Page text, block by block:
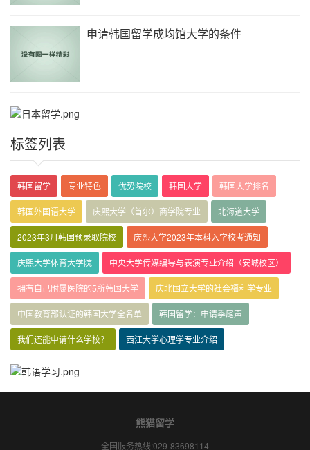
申请韩国留学成均馆大学的条件
标签列表
韩国留学 专业特色 优势院校 韩国大学 韩国大学排名
韩国外国语大学 庆熙大学（首尔）商学院专业 北海道大学
2023年3月韩国预录取院校 庆熙大学2023年本科入学校考通知
庆熙大学体育大学院 中央大学传媒编导与表演专业介绍（安城校区）
拥有自己附属医院的5所韩国大学 庆北国立大学的社会福利学专业
中国教育部认证的韩国大学全名单 韩国留学：申请季尾声
我们还能申请什么学校？ 西江大学心理学专业介绍
熊猫留学
全国服务热线:029-83698114